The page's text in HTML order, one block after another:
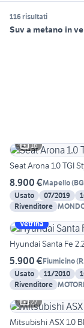
116 risultati
Suv a metano in
16
Seat Arona 1.0 TGI
8.900 €Mapello(BG
Usato
07/2019
Rivenditore
Vetrina
Hyundai Santa Fe
5.900 €Fiumicino(
Usato
11/2010
Rivenditore
27
Mitsubishi ASX 1.0